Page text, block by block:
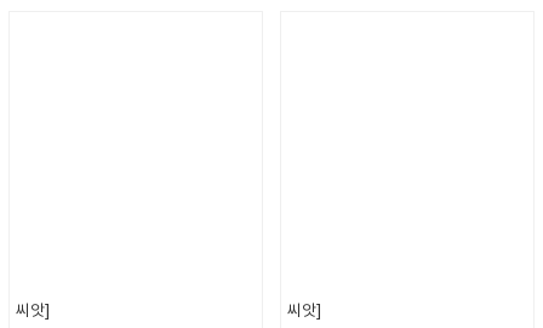
씨앗] 씨앗]